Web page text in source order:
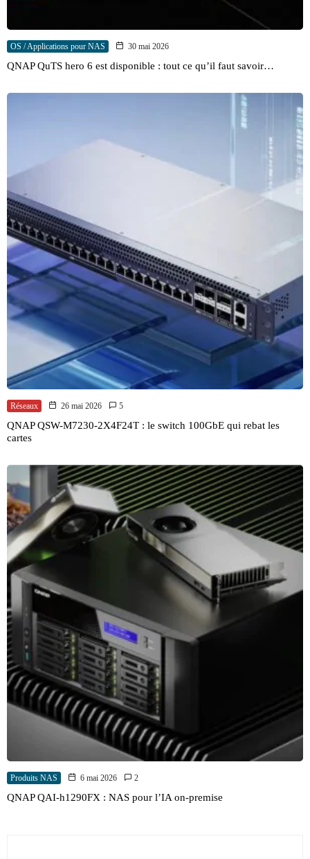
OS / Applications pour NAS 30 mai 2026
QNAP QuTS hero 6 est disponible : tout ce qu’il faut savoir…
Réseaux 26 mai 2026 5
QNAP QSW-M7230-2X4F24T : le switch 100GbE qui rebat les
cartes
Produits NAS 6 mai 2026 2
QNAP QAI-h1290FX : NAS pour l’IA on-premise